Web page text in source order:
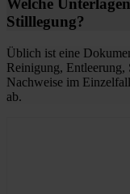
Welche
Stilllegung?
Üblich ist eine
Reinigung,
Nachweise im
ab.